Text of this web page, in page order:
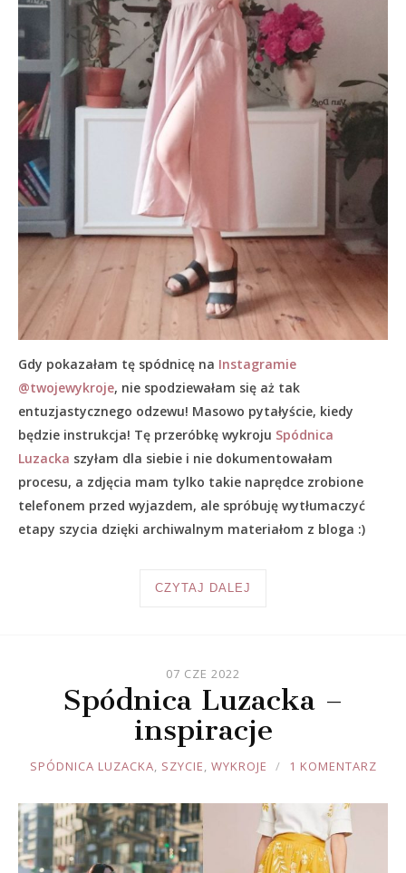
Gdy pokazałam tę spódnicę na Instagramie
@twojewykroje, nie spodziewałam się aż tak
entuzjastycznego odzewu! Masowo pytałyście, kiedy
będzie instrukcja! Tę przeróbkę wykroju Spódnica
Luzacka szyłam dla siebie i nie dokumentowałam
procesu, a zdjęcia mam tylko takie naprędce zrobione
telefonem przed wyjazdem, ale spróbuję wytłumaczyć
etapy szycia dzięki archiwalnym materiałom z bloga :)
CZYTAJ DALEJ
07 CZE 2022
Spódnica Luzacka –
inspiracje
JOULE
SPÓDNICA LUZACKA, SZYCIE, WYKROJE 1 KOMENTARZ